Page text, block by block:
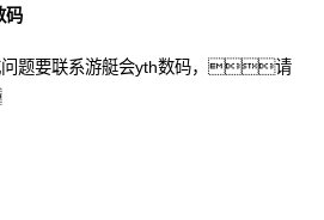
码
问题要联系游艇会yth数码，请